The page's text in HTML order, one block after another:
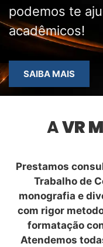
podemos te
acadêmicos!
SAIBA MAIS
AVR
Prestamos
Trabalho de
monografia e
com rigor
formatação
Atendemos